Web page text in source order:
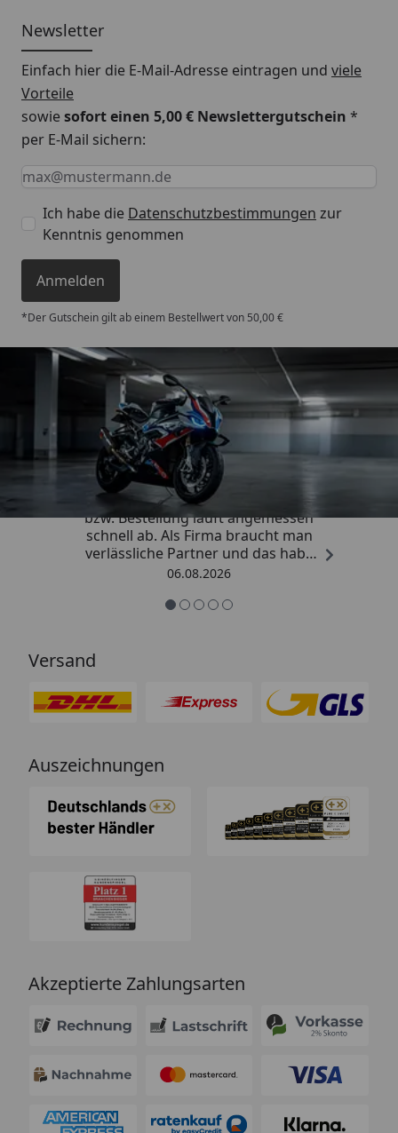
Newsletter
Einfach hier die E-Mail-Adresse eintragen und viele
Vorteile
sowiesofort einen 5,00 € Newslettergutschein *
per E-Mail sichern:
Keine Eingabe erforderlich
Eingabe erforderlich
E-Mail *
Ich habe die Datenschutzbestimmungen zur
Kenntnis genommen
Anmelden
*Der Gutschein gilt ab einem Bestellwert von 50,00 €
Trusted Shops
4,85/ 5
„Die Abwicklung eines Auftrages
bzw. Bestellung läuft angemessen
schnell ab. Als Firma braucht man
verlässliche Partner und das habe
ich hier gefunden.“
06.08.2026
Versand
Auszeichnungen
Akzeptierte Zahlungsarten